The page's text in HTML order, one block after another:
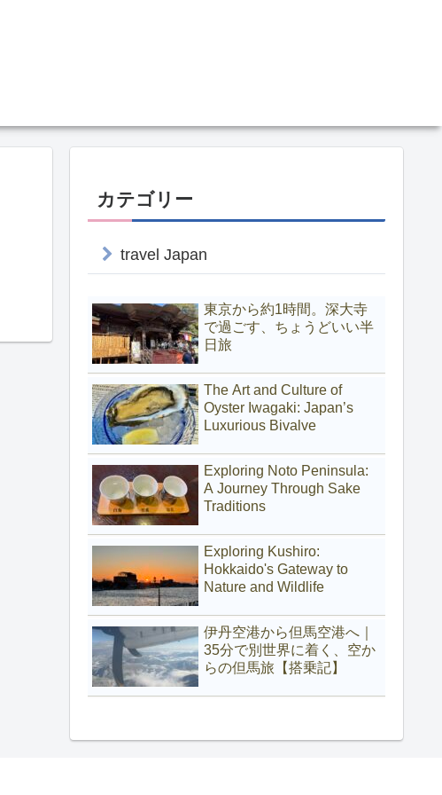
カテゴリー
travel Japan
東京から約1時間。深大寺
で過ごす、ちょうどいい半
日旅
The Art and Culture of
Oyster Iwagaki: Japan’s
Luxurious Bivalve
Exploring Noto Peninsula:
A Journey Through Sake
Traditions
Exploring Kushiro:
Hokkaido's Gateway to
Nature and Wildlife
伊丹空港から但馬空港へ｜
35分で別世界に着く、空か
らの但馬旅【搭乗記】